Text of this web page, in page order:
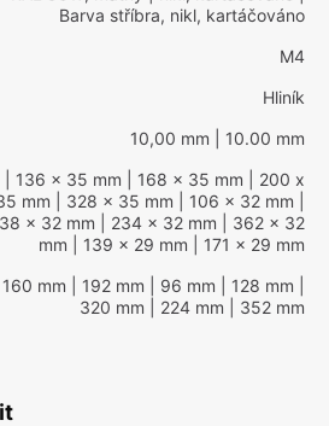
Barva stříbra, nikl, kartáčováno
M4
Hliník
10,00 mm | 10.00 mm
| 136 x 35 mm | 168 x 35 mm | 200 x
mm | 328 x 35 mm | 106 x 32 mm
x 32 mm | 234 x 32 mm | 362 x 32
mm | 139 x 29 mm | 171 x 29 mm
| 160 mm | 192 mm | 96 mm | 128 mm
320 mm | 224 mm | 352 mm